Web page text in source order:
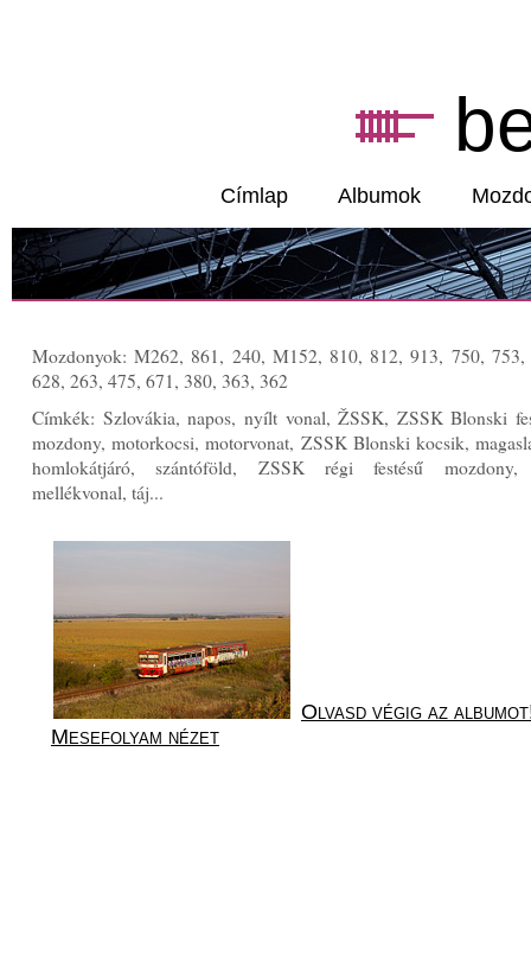
Címlap Albumok
Mozdonyok: M262, 861, 240, M152, 810, 812, 913, 750, 753,
628, 263, 475, 671, 380, 363, 362
Címkék: Szlovákia, napos, nyílt vonal, ŽSSK, ZSSK Blonski
mozdony, motorkocsi, motorvonat, ZSSK Blonski kocsik,
homlokátjáró, szántóföld, ZSSK régi festésű
mellékvonal, táj...
Olvasd végig az
Mesefolyam nézet